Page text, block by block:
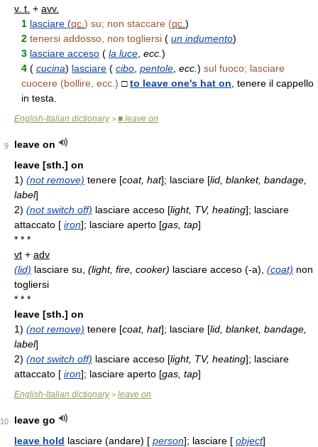
v. t. + avv.
1 lasciare (qc. ) su; non staccare (qc. )
2 tenersi addosso, non togliersi ( un indumento)
3 lasciare acceso ( la luce ecc. )
4 ( cucina) lasciare ( cibo pentole ecc. ) sul fuoco; lasciare
cuocere (bollire, ecc.) □to leave one's hat on , tenere il cappello
in testa.
English-Italian dictionary> ■ leave on
9
leave on
leave [sth.] on
1) (not remove) tenere [coat, hat]; lasciare [lid, blanket, bandage,
label]
2) (not switch off) lasciare acceso [light, TV, heating]; lasciare
attaccato [ iron]; lasciare aperto [gas, tap]
* * *
vt + adv
(lid) lasciare su, (light, fire, cooker) lasciare acceso (-a), (coat) non
togliersi
* * *
leave [sth.] on
1) (not remove) tenere [coat, hat]; lasciare [lid, blanket, bandage,
label]
2) (not switch off) lasciare acceso [light, TV, heating]; lasciare
attaccato [ iron]; lasciare aperto [gas, tap]
English-Italian dictionary> leave on
10
leave go
leave hold lasciare (andare) [ person]; lasciare [ object]